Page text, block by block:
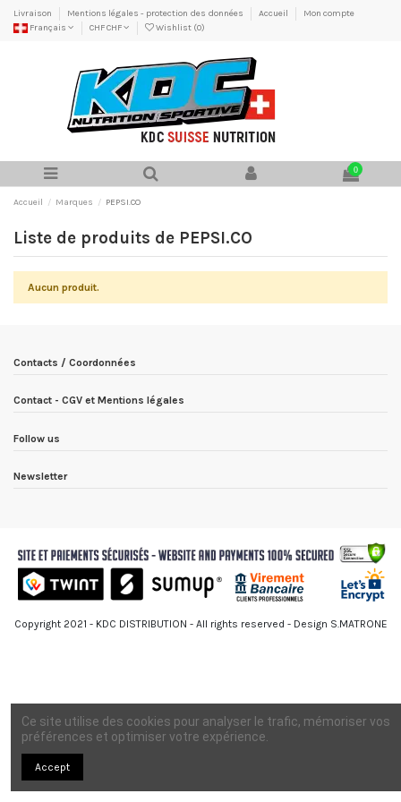
Livraison Mentions légales - protection des données Accueil
Mon compte
Français
CHF CHF Wishlist (0)
0
Accueil Marques PEPSI.CO
Liste de produits de PEPSI.CO
Aucun produit.
Contacts / Coordonnées
Contact - CGV et Mentions légales
Follow us
Newsletter
Copyright 2021 - KDC DISTRIBUTION - All rights reserved - Design S.MATRONE
Ce site utilise des cookies pour analyser le trafic, mémoriser vos
préférences et optimiser votre expérience.
Accept